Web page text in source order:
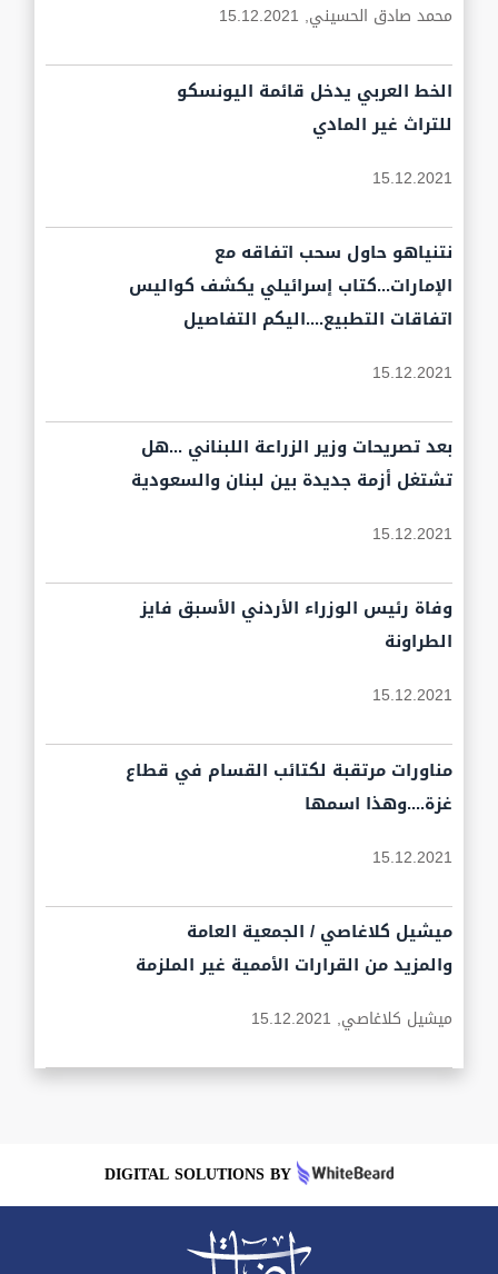
محمد صادق الحسيني, 15.12.2021
الخط العربي يدخل قائمة اليونسكو
للتراث غير المادي
15.12.2021
نتنياهو حاول سحب اتفاقه مع
الإمارات...كتاب إسرائيلي يكشف كواليس
اتفاقات التطبيع....اليكم التفاصيل
15.12.2021
بعد تصريحات وزير الزراعة اللبناني ...هل
تشتغل أزمة جديدة بين لبنان والسعودية
15.12.2021
وفاة رئيس الوزراء الأردني الأسبق فايز
الطراونة
15.12.2021
مناورات مرتقبة لكتائب القسام في قطاع
غزة....وهذا اسمها
15.12.2021
ميشيل كلاغاصي / الجمعية العامة
والمزيد من القرارات الأممية غير الملزمة
ميشيل كلاغاصي, 15.12.2021
DIGITAL SOLUTIONS BY